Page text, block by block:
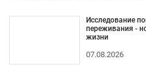
Исследование
переживания -
жизни
07.08.2026